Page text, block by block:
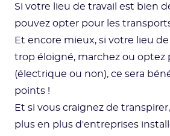
Si votre lieu de travail est bien
pouvez opter pour les
Et encore mieux, si votre lieu de
trop éloigné, marchez ou optez
(électrique ou non), ce sera
points !
Et si vous craignez de
plus en plus d'entreprises